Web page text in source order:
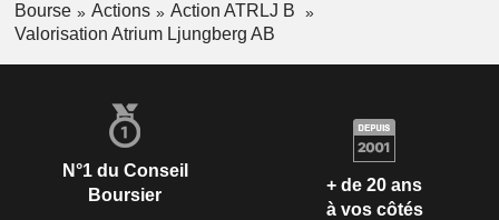
Bourse Actions
Action ATRLJ B
Valorisation Atrium Ljungberg AB
N°1 du Conseil
Boursier
+ de 20 ans
à vos côtés